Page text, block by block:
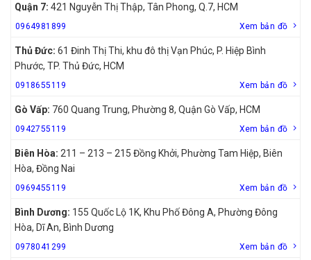
Quận 7: 421 Nguyễn Thị Thập, Tân Phong, Q.7, HCM
0964981899 Xem bản đồ
Thủ Đức: 61 Đinh Thị Thi, khu đô thị Vạn Phúc, P. Hiệp Bình
Phước, TP. Thủ Đức, HCM
0918655119 Xem bản đồ
Gò Vấp: 760 Quang Trung, Phường 8, Quận Gò Vấp, HCM
0942755119 Xem bản đồ
Biên Hòa: 211 – 213 – 215 Đồng Khởi, Phường Tam Hiệp, Biên
Hòa, Đồng Nai
0969455119 Xem bản đồ
Bình Dương: 155 Quốc Lộ 1K, Khu Phố Đông A, Phường Đông
Hòa, Dĩ An, Bình Dương
0978041299 Xem bản đồ